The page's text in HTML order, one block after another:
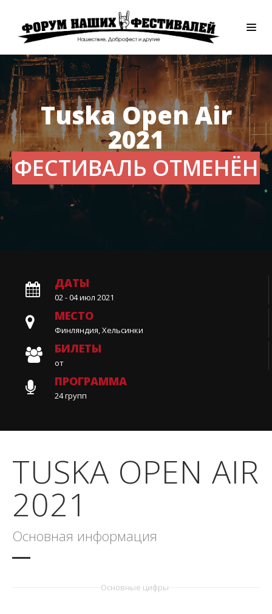
Tuska Open Air
2021
ФЕСТИВАЛЬ ОТМЕНЁН
ДАТЫ
02 - 04 июл 2021
МЕСТО
Финляндия, Хельсинки
БИЛЕТЫ
от
ПРОГРАММА
24 групп
TUSKA OPEN AIR
2021
Основная информация
Основные цифры